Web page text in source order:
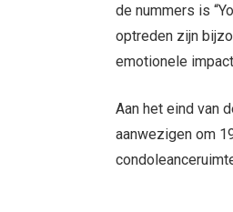
de nummers is
optreden zijn
emotionele
Aan het eind van
aanwezigen om